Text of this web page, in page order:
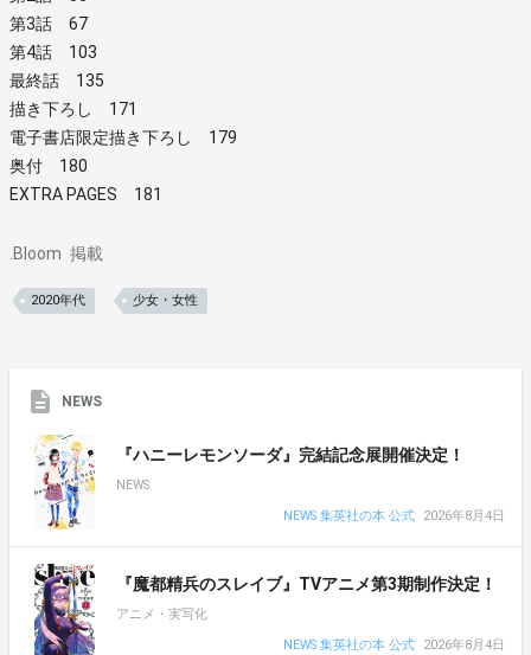
第3話 67
第4話 103
最終話 135
描き下ろし 171
電子書店限定描き下ろし 179
奥付 180
EXTRA PAGES 181
.Bloom 掲載
2020年代 少女・女性
NEWS
『ハニーレモンソーダ』完結記念展開催決定！
NEWS
NEWS 集英社の本 公式
2026年8月4日
『魔都精兵のスレイブ』TVアニメ第3期制作決定！
アニメ・実写化
NEWS 集英社の本 公式
2026年8月4日